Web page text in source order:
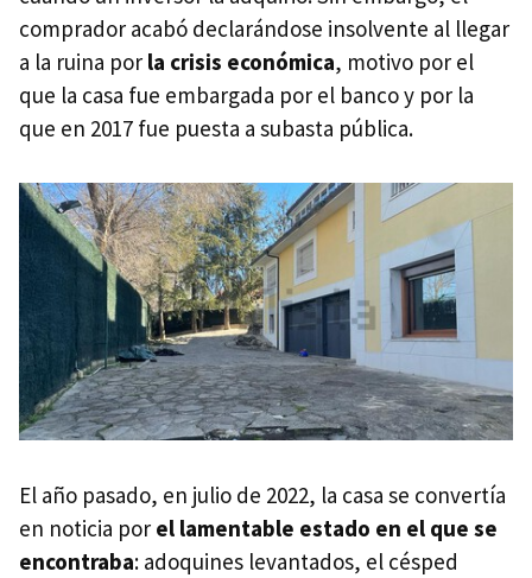
comprador acabó declarándose insolvente al llegar
a la ruina por la crisis económica, motivo por el
que la casa fue embargada por el banco y por la
que en 2017 fue puesta a subasta pública.
El año pasado, en julio de 2022, la casa se convertía
en noticia por el lamentable estado en el que se
encontraba: adoquines levantados, el césped